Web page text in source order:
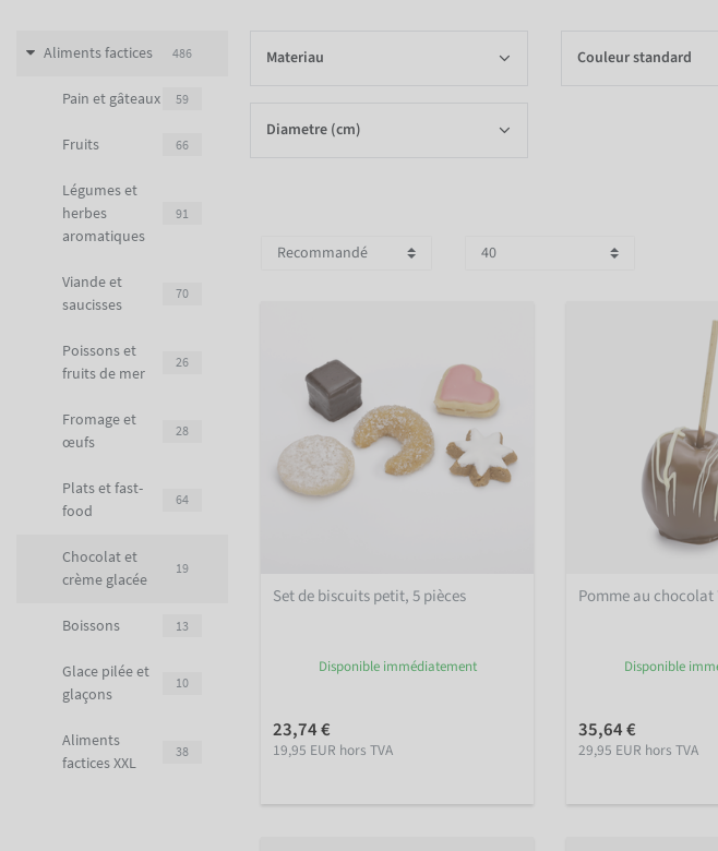
Aliments factices 486
Pain et gâteaux 59
Fruits 66
Légumes et
herbes
aromatiques
91
Viande et
saucisses
70
Poissons et
fruits de mer
26
Fromage et
œufs
28
Plats et fast-
food
64
Chocolat et
crème glacée
19
Boissons 13
Glace pilée et
glaçons
10
Aliments
factices XXL
38
Materiau Couleur standard
Diametre (cm)
Set de biscuits petit, 5 pièces
Disponible immédiatement
23,74 €
19,95 EUR hors TVA
Pomme au
Disponible
35,64 €
29,95 EUR hors TVA